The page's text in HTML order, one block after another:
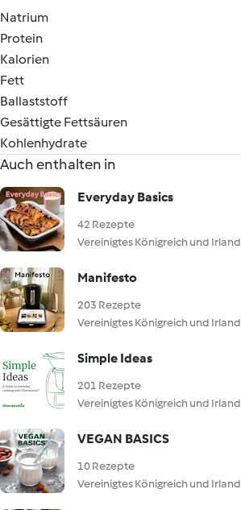
Natrium
Protein
Kalorien
Fett
Ballaststoff
Gesättigte Fettsäuren
Kohlenhydrate
Auch enthalten in
Everyday Basics
42 Rezepte
Vereinigtes Königreich und Irland
Manifesto
203 Rezepte
Vereinigtes Königreich und Irland
Simple Ideas
201 Rezepte
Vereinigtes Königreich und Irland
VEGAN BASICS
10 Rezepte
Vereinigtes Königreich und Irland